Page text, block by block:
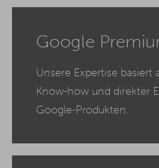
Google
Unsere Expertise basiert
Know-how und direkter
Google-Produkten.